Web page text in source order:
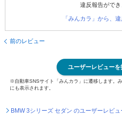
違反報告ができ
「みんカラ」から、
前のレビュー
ユーザーレビューを
※自動車SNSサイト「みんカラ」に遷移します。
にも表示されます。
BMW 3シリーズ セダン のユーザーレビ